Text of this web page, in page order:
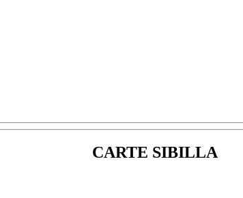
CARTE SIBILLA